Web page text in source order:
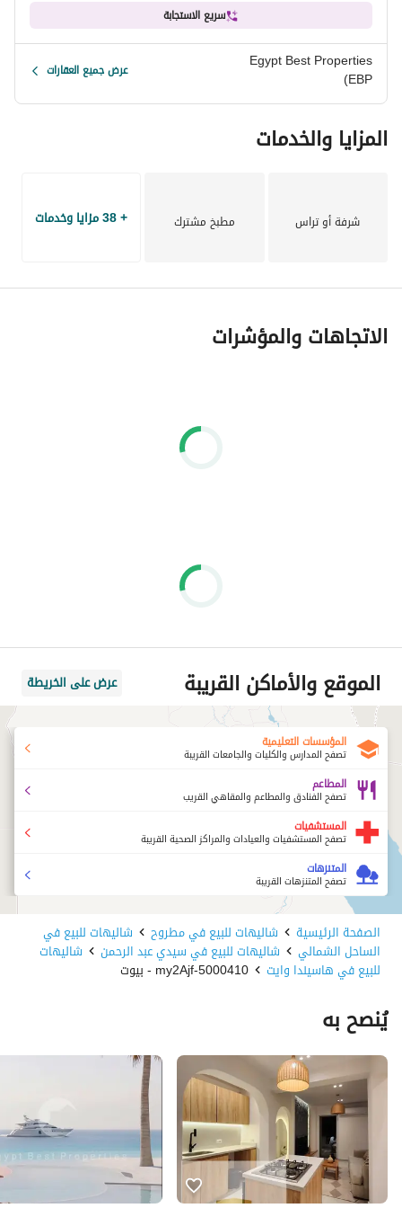
رأس الحكمة
قريب من أهم الوجهات:
El Alamein
Sidi Abdel Rahman
سهولة الوصول عبر:
طريق الفوكا
حوالي 3 ساعات من القاهرة
تخطيط ساحلي فاخر منخفض الكثافة
واحدة من أرقى الوجهات الجديدة في رأس الحكمة
شاطئ ضخم بمياه فيروزية استثنائية
5% مقدم فقط وتقسيط حتى 10 سنوات
سريع الاستجابة
Egypt Best Properties
(EBP عرض جميع العقارات
المزايا والخدمات
شرفة أو تراس مطبخ مشترك + 38 مزايا وخدمات
الاتجاهات والمؤشرات
الموقع والأماكن القريبة عرض على الخريطة
المؤسسات التعليمية
تصفح المدارس والكليات والجامعات القريبة
المطاعم
تصفح الفنادق والمطاعم والمقاهي القريب
المستشفيات
تصفح المستشفيات والعيادات والمراكز الصحية القريبة
المتنزهات
تصفح المتنزهات القريبة
الصفحة الرئيسية شاليهات للبيع في مطروح شاليهات للبيع في
الساحل الشمالي شاليهات للبيع في سيدي عبد الرحمن شاليهات
للبيع في هاسيندا وايت 5000410-my2Ajf - بيوت
يُنصح به